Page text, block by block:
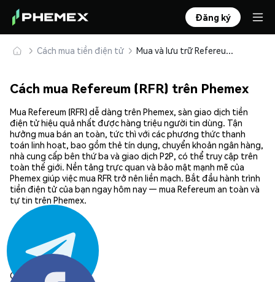
Đăng ký
Cách mua tiền điện tử Mua và lưu trữ Refereum (RFR) an toàn
Cách mua Refereum (RFR) trên Phemex
Mua Refereum (RFR) dễ dàng trên Phemex, sàn giao dịch tiền
điện tử hiệu quả nhất được hàng triệu người tin dùng. Tận
hưởng mua bán an toàn, tức thì với các phương thức thanh
toán linh hoạt, bao gồm thẻ tín dụng, chuyển khoản ngân hàng,
nhà cung cấp bên thứ ba và giao dịch P2P, có thể truy cập trên
toàn thế giới. Nền tảng trực quan và bảo mật mạnh mẽ của
Phemex giúp việc mua RFR trở nên liền mạch. Bắt đầu hành trình
tiền điện tử của bạn ngay hôm nay — mua Refereum an toàn và
tự tin trên Phemex.
Chia sẻ: